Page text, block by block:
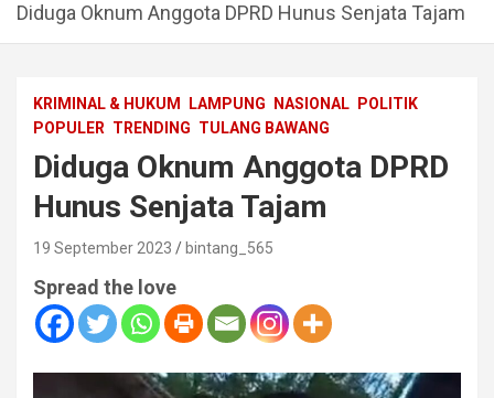
Diduga Oknum Anggota DPRD Hunus Senjata Tajam
KRIMINAL & HUKUM LAMPUNG NASIONAL
POLITIK
POPULER TRENDING TULANG BAWANG
Diduga Oknum Anggota DPRD
Hunus Senjata Tajam
19 September 2023 bintang_565
Spread the love